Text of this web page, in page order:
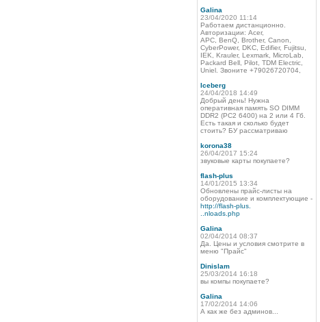
Galina
23/04/2020 11:14
Работаем дистанционно.
Авторизации: Acer,
APC, BenQ, Brother, Canon,
CyberPower, DKC, Edifier, Fujitsu,
IEK, Krauler, Lexmark, MicroLab,
Packard Bell, Pilot, TDM Electric,
Uniel. Звоните +79026720704,
Iceberg
24/04/2018 14:49
Добрый день! Нужна
оперативная память SO DIMM
DDR2 (PC2 6400) на 2 или 4 Гб.
Есть такая и сколько будет
стоить? БУ рассматриваю
korona38
26/04/2017 15:24
звуковые карты покупаете?
flash-plus
14/01/2015 13:34
Обновлены прайс-листы на
оборудование и комплектующие -
http://flash-plus.
..nloads.php
Galina
02/04/2014 08:37
Да. Цены и условия смотрите в
меню "Прайс"
Dinislam
25/03/2014 16:18
вы компы покупаете?
Galina
17/02/2014 14:06
А как же без админов...